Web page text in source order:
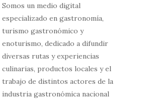
Somos un medio digital
especializado en gastronomía,
turismo gastronómico y
enoturismo, dedicado a difundir
diversas rutas y experiencias
culinarias, productos locales y el
trabajo de distintos actores de la
industria gastronómica nacional